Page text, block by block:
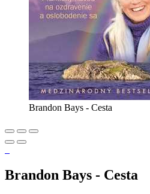
Brandon Bays - Cesta
Brandon Bays - Cesta